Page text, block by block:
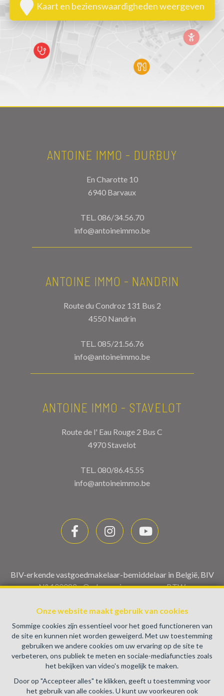
Kaart en bezienswaardigheden weergeven
Onze website maakt gebruik van cookies
Sommige cookies zijn essentieel voor het goed functioneren van
de site en kunnen niet worden geweigerd. Met uw toestemming
gebruiken we andere cookies om uw ervaring op de site te
verbeteren, ons publiek te meten en sociale-mediafuncties zoals
het bekijken van video's mogelijk te maken.
Door op "Accepteer alles" te klikken, geeft u toestemming voor
het gebruik van alle cookies. U kunt uw voorkeuren ook
ANTOINE IMMO - DURBUY
En Charotte 10
6940 Barvaux
TEL. 086/34.56.70
info@antoineimmo.be
ANTOINE IMMO - NANDRIN
Route du Condroz 131 Bus 2
4550 Nandrin
TEL. 085/21.56.76
info@antoineimmo.be
ANTOINE IMMO - STAVELOT
Route de l' Eau Rouge 2 Bus C
4970 Stavelot
TEL. 080/86.45.55
info@antoineimmo.be
BIV-erkende vastgoedmakelaar-bemiddelaar in België, BIV
N° 100082 - Ondernemingsnummer : BTW
Beroepinstituut van Vastgoedmakelaars Luxemburgstraat,
16B - 1000 Brussel (+32 2 505 38 50 - info@biv.be) -
www.biv.be-Deontologische code
BA en borgstelling via NV AXA Belgium, Troonplein 1, 1000
Brussel (polisnr. 730.390.160) Dekking geldt voor
activiteiten die in België worden uitgevoerd
Algemene gebruiksvoorwaarden van de website